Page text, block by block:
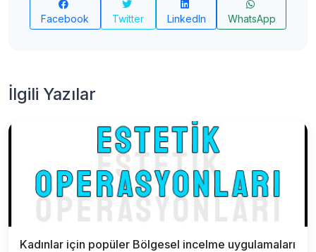
Facebook Twitter LinkedIn WhatsApp
İlgili Yazılar
Kadınlar için popüler Bölgesel incelme uygulamaları